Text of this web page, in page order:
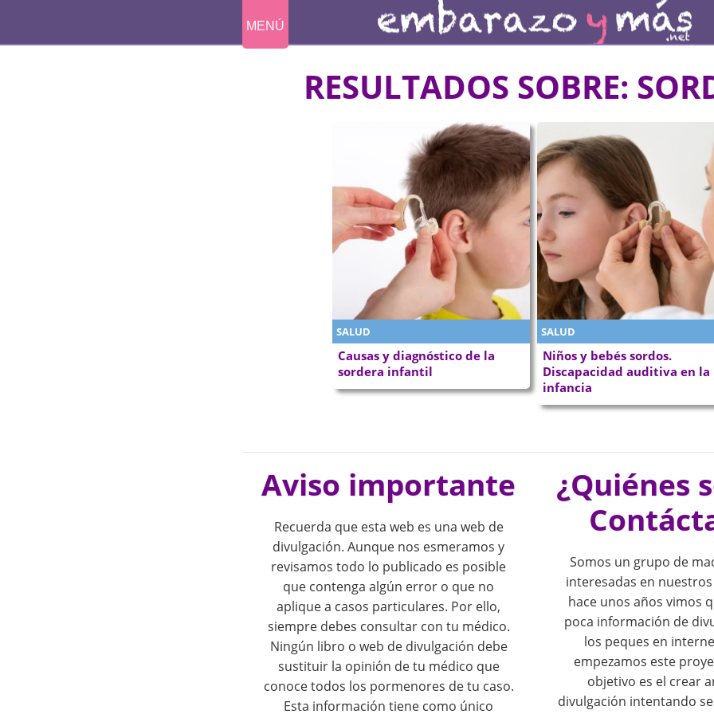
MENÚ
RESULTADOS SOBRE:
SALUD
Causas y diagnóstico de la
sordera infantil
SALUD
Niños y bebés sordos.
Discapacidad auditiva en la
infancia
Aviso importante
Recuerda que esta web es una web de
divulgación. Aunque nos esmeramos y
revisamos todo lo publicado es posible
que contenga algún error o que no
aplique a casos particulares. Por ello,
siempre debes consultar con tu médico.
Ningún libro o web de divulgación debe
sustituir la opinión de tu médico que
conoce todos los pormenores de tu caso.
Esta información tiene como único
¿Quiénes
Somos un grupo de
interesadas en
hace unos años vimos
poca información de
los peques en
empezamos este
objetivo es el crear
divulgación intentando